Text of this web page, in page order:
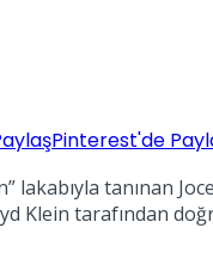
Pinterest'de
lakabıyla tanınan
Klein tarafından